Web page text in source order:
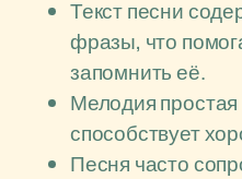
Текст песни
фразы, что
запомнить её.
Мелодия простая
способствует
Песня часто